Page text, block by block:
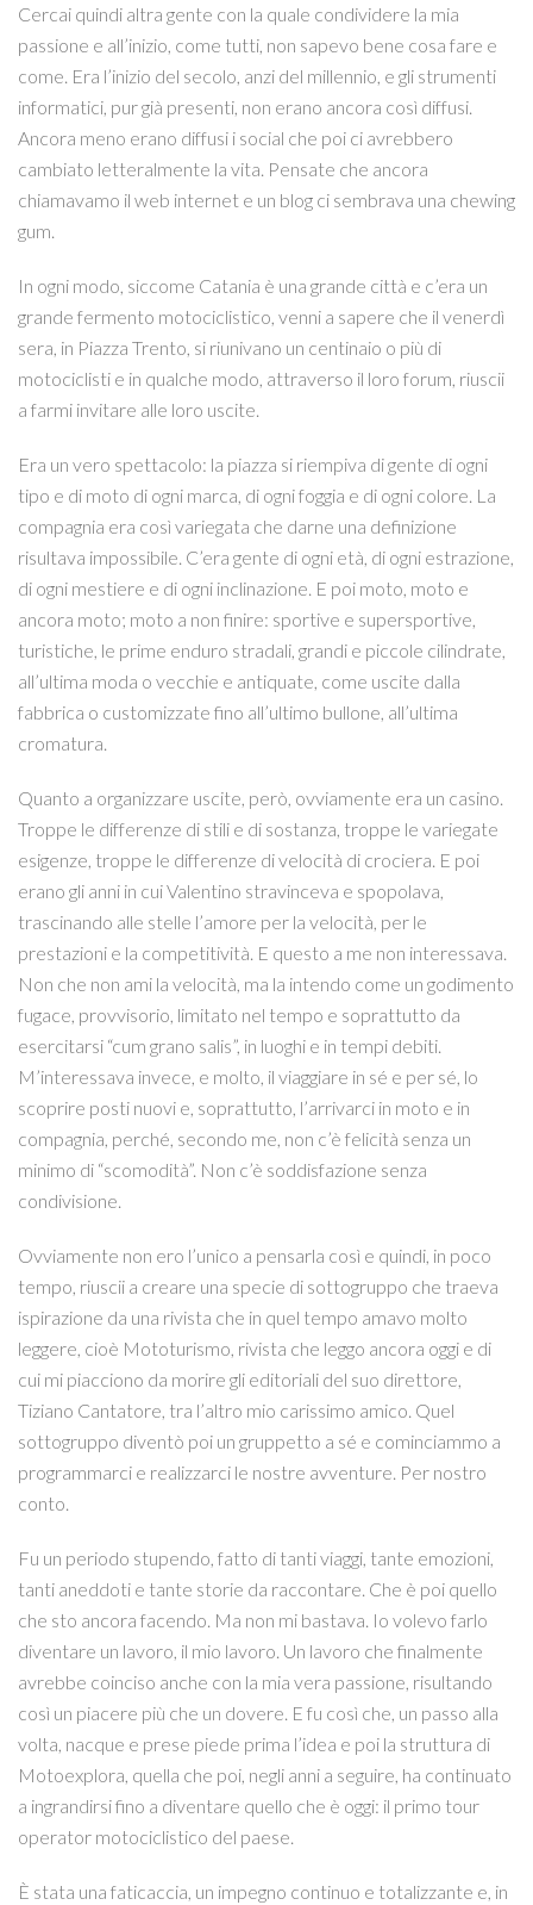
Cercai quindi altra gente con la quale condividere la mia
passione e all’inizio, come tutti, non sapevo bene cosa fare e
come. Era l’inizio del secolo, anzi del millennio, e gli strumenti
informatici, pur già presenti, non erano ancora così diffusi.
Ancora meno erano diffusi i social che poi ci avrebbero
cambiato letteralmente la vita. Pensate che ancora
chiamavamo il web internet e un blog ci sembrava una chewing
gum.
In ogni modo, siccome Catania è una grande città e c’era un
grande fermento motociclistico, venni a sapere che il venerdì
sera, in Piazza Trento, si riunivano un centinaio o più di
motociclisti e in qualche modo, attraverso il loro forum, riuscii
a farmi invitare alle loro uscite.
Era un vero spettacolo: la piazza si riempiva di gente di ogni
tipo e di moto di ogni marca, di ogni foggia e di ogni colore. La
compagnia era così variegata che darne una definizione
risultava impossibile. C’era gente di ogni età, di ogni estrazione,
di ogni mestiere e di ogni inclinazione. E poi moto, moto e
ancora moto; moto a non finire: sportive e supersportive,
turistiche, le prime enduro stradali, grandi e piccole cilindrate,
all’ultima moda o vecchie e antiquate, come uscite dalla
fabbrica o customizzate fino all’ultimo bullone, all’ultima
cromatura.
Quanto a organizzare uscite, però, ovviamente era un casino.
Troppe le differenze di stili e di sostanza, troppe le variegate
esigenze, troppe le differenze di velocità di crociera. E poi
erano gli anni in cui Valentino stravinceva e spopolava,
trascinando alle stelle l’amore per la velocità, per le
prestazioni e la competitività. E questo a me non interessava.
Non che non ami la velocità, ma la intendo come un godimento
fugace, provvisorio, limitato nel tempo e soprattutto da
esercitarsi “cum grano salis”, in luoghi e in tempi debiti.
M’interessava invece, e molto, il viaggiare in sé e per sé, lo
scoprire posti nuovi e, soprattutto, l’arrivarci in moto e in
compagnia, perché, secondo me, non c’è felicità senza un
minimo di “scomodità”. Non c’è soddisfazione senza
condivisione.
Ovviamente non ero l’unico a pensarla così e quindi, in poco
tempo, riuscii a creare una specie di sottogruppo che traeva
ispirazione da una rivista che in quel tempo amavo molto
leggere, cioè Mototurismo, rivista che leggo ancora oggi e di
cui mi piacciono da morire gli editoriali del suo direttore,
Tiziano Cantatore, tra l’altro mio carissimo amico. Quel
sottogruppo diventò poi un gruppetto a sé e cominciammo a
programmarci e realizzarci le nostre avventure. Per nostro
conto.
Fu un periodo stupendo, fatto di tanti viaggi, tante emozioni,
tanti aneddoti e tante storie da raccontare. Che è poi quello
che sto ancora facendo. Ma non mi bastava. Io volevo farlo
diventare un lavoro, il mio lavoro. Un lavoro che finalmente
avrebbe coinciso anche con la mia vera passione, risultando
così un piacere più che un dovere. E fu così che, un passo alla
volta, nacque e prese piede prima l’idea e poi la struttura di
Motoexplora, quella che poi, negli anni a seguire, ha continuato
a ingrandirsi fino a diventare quello che è oggi: il primo tour
operator motociclistico del paese.
È stata una faticaccia, un impegno continuo e totalizzante e, in